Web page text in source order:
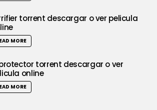
torrent descargar o ver pelicula
MORE
torrent descargar o ver
online
MORE